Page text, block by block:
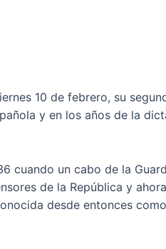
10 de febrero, su
y en los años de la
cuando un cabo de la
de la República y ahora
desde entonces como